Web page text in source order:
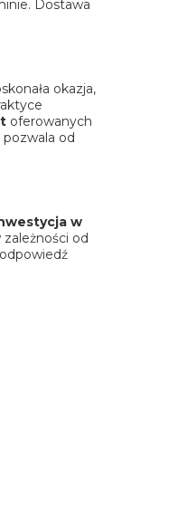
Dostawa
okazja,
oferowanych
od
w
od